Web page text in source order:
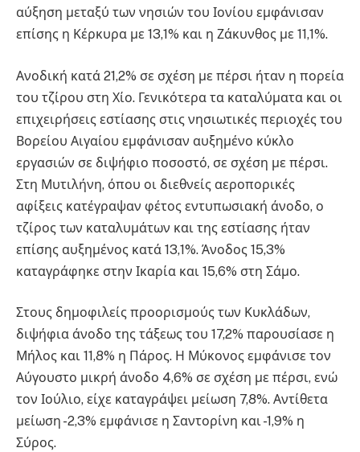
αύξηση μεταξύ των νησιών του Ιονίου εμφάνισαν
επίσης η Κέρκυρα με 13,1% και η Ζάκυνθος με 11,1%.
Ανοδική κατά 21,2% σε σχέση με πέρσι ήταν η πορεία
του τζίρου στη Χίο. Γενικότερα τα καταλύματα και οι
επιχειρήσεις εστίασης στις νησιωτικές περιοχές του
Βορείου Αιγαίου εμφάνισαν αυξημένο κύκλο
εργασιών σε διψήφιο ποσοστό, σε σχέση με πέρσι.
Στη Μυτιλήνη, όπου οι διεθνείς αεροπορικές
αφίξεις κατέγραψαν φέτος εντυπωσιακή άνοδο, ο
τζίρος των καταλυμάτων και της εστίασης ήταν
επίσης αυξημένος κατά 13,1%. Άνοδος 15,3%
καταγράφηκε στην Ικαρία και 15,6% στη Σάμο.
Στους δημοφιλείς προορισμούς των Κυκλάδων,
διψήφια άνοδο της τάξεως του 17,2% παρουσίασε η
Μήλος και 11,8% η Πάρος. Η Μύκονος εμφάνισε τον
Αύγουστο μικρή άνοδο 4,6% σε σχέση με πέρσι, ενώ
τον Ιούλιο, είχε καταγράψει μείωση 7,8%. Αντίθετα
μείωση -2,3% εμφάνισε η Σαντορίνη και -1,9% η
Σύρος.